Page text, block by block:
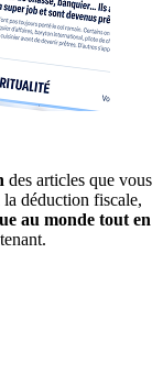
des articles que vous
déduction fiscale,
au monde tout en